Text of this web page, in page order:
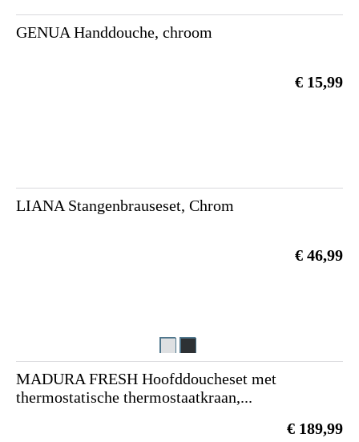
GENUA Handdouche, chroom
€ 15,99
LIANA Stangenbrauseset, Chrom
€ 46,99
MADURA FRESH Hoofddoucheset met
thermostatische thermostaatkraan,...
€ 189,99